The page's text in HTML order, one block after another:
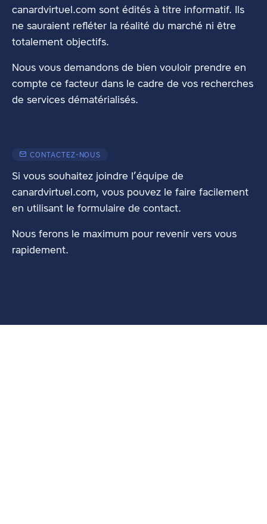
canardvirtuel.com sont édités à titre informatif. Ils
ne sauraient refléter la réalité du marché ni être
totalement objectifs.
Nous vous demandons de bien vouloir prendre en
compte ce facteur dans le cadre de vos recherches
de services dématérialisés.
CONTACTEZ-NOUS
Si vous souhaitez joindre l’équipe de
canardvirtuel.com, vous pouvez le faire facilement
en utilisant le formulaire de contact.
Nous ferons le maximum pour revenir vers vous
rapidement.